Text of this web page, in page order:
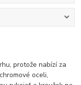
protože nabízí za
oceli,